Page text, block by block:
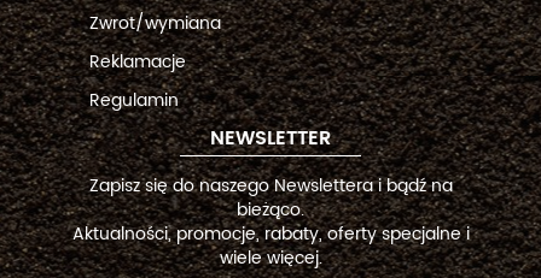
Zwrot/wymiana
Reklamacje
Regulamin
NEWSLETTER
Zapisz się do naszego Newslettera i bądź na
bieżąco.
Aktualności, promocje, rabaty, oferty specjalne i
wiele więcej.